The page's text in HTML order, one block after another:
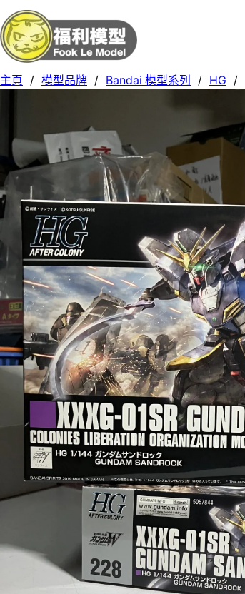
主頁 / 模型品牌 / Bandai 模型系列 / HG /